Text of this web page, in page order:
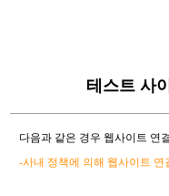
테스트 사
다음과 같은 경우 웹사이트 연
-사내 정책에 의해 웹사이트